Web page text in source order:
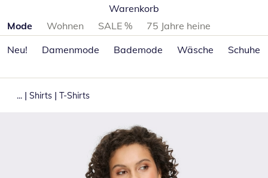
Warenkorb
Produktkategorien überspringen
Mode Wohnen SALE %
75 Jahre heine
Neu!
Damenmode Bademode Wäsche Schuhe
... | Shirts | T-Shirts